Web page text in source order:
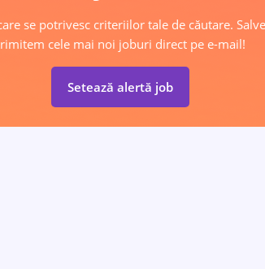
se potrivesc criteriilor tale de căutare.
cele mai noi joburi direct pe e-mail!
Setează alertă job